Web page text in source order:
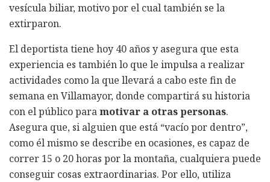
vesícula biliar, motivo por el cual también se la
extirparon.
El deportista tiene hoy 40 años y asegura que esta
experiencia es también lo que le impulsa a realizar
actividades como la que llevará a cabo este fin de
semana en Villamayor, donde compartirá su historia
con el público paramotivar a otras personas.
Asegura que, si alguien que está “vacío por dentro”,
como él mismo se describe en ocasiones, es capaz de
correr 15 o 20 horas por la montaña, cualquiera puede
conseguir cosas extraordinarias. Por ello, utiliza